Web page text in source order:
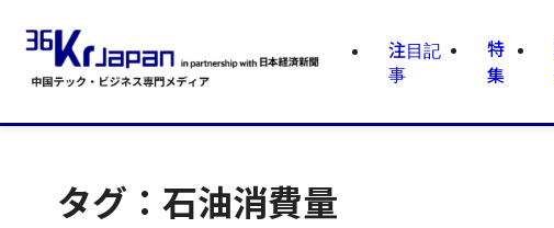
注目記
事
特
集
タグ：石油消費量